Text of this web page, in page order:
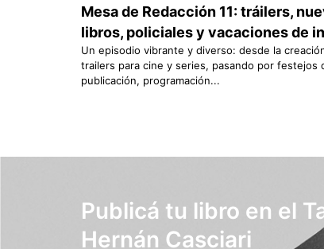
Mesa de Redacción 11: tráilers,
libros, policiales y vacaciones de
Un episodio vibrante y diverso: desde la
trailers para cine y series, pasando por festejos
publicación, programación...
Publicá tu libro en el
Hernán Casciari